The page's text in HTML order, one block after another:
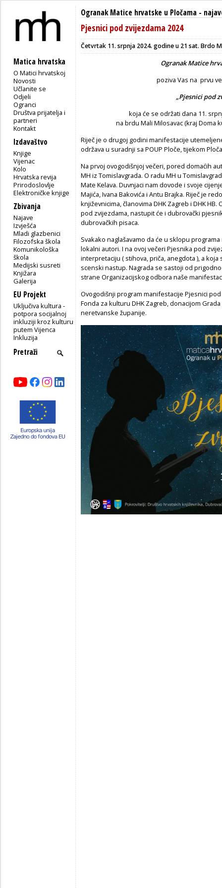
Matica hrvatska
O Matici hrvatskoj
Novosti
Učlanite se
Odjeli
Ogranci
Društva prijatelja i
partneri
Kontakt
Izdavaštvo
Knjige
Vijenac
Kolo
Hrvatska revija
Prirodoslovlje
Elektroničke knjige
Zbivanja
Najave
Izvješća
Mladi glazbenici
Filozofska škola
Komunikološka
škola
Medijski susreti
Knjižara
Galerija
EU Projekt
Uključiva kultura -
potpora socijalnoj
inkluziji kroz kulturu
putem Vijenca
Inkluzija
Ogranak Matice hrvatske u Pločama -
Pjesnici pod zvijezdama 2024
Četvrtak 11. srpnja 2024. godine u 21 sat. Brdo
Ogranak Matice
poziva Vas na prvu
„Pjesnici pod
koja će se održati dana 11.
na brdu Mali Milosavac (kraj Doma
Riječ je o drugoj godini manifestacije
održava u suradnji sa POUP Ploče, tijekom
Na prvoj ovogodišnjoj večeri, pored domaćih
MH iz Tomislavgrada. O radu MH u
Mate Kelava. Duvnjaci nam dovode i svoje
Majića, Ivana Bakovića i Antu Brajka. Riječ je
književnicima, članovima DHK Zagreb i DHK
pod zvijezdama, nastupit će i dubrovački
dubrovačkih pisaca.
Svakako naglašavamo da će u sklopu
lokalni autori. I na ovoj večeri Pjesnika pod
interpretaciju ( stihova, priča, anegdota ), a
scenski nastup. Nagrada se sastoji od
strane Organizacijskog odbora naše
Ovogodišnji program manifestacije Pjesnici
Fonda za kulturu DHK Zagreb, donacijom
neretvanske županije.